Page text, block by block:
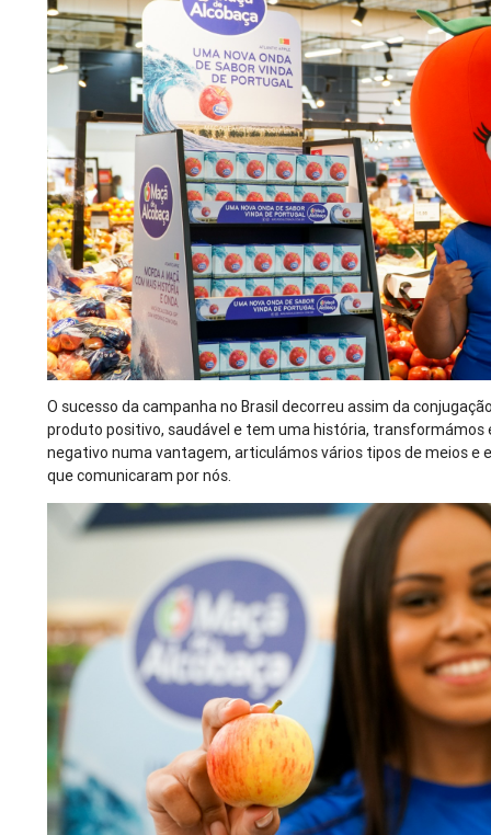
O sucesso da campanha no Brasil decorreu assim da
produto positivo, saudável e tem uma história,
negativo numa vantagem, articulámos vários tipos de meios e
que comunicaram por nós.